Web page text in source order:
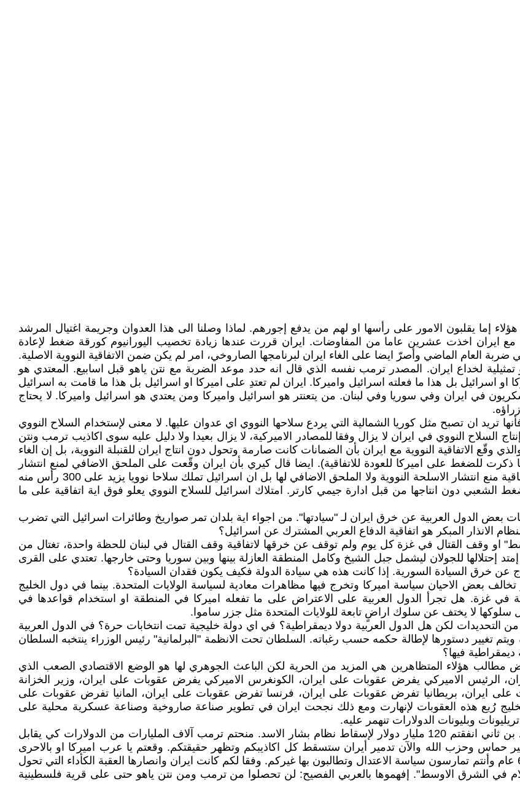
إما يقلبون الامور على رأسها او لهم من يدفع إجورهم. لماذا وصلنا الى هذا العدوان وجريمة اغتيال المرشد
مع ايران اخذت عشرين عاما من المفاوضات. ايران قررت عندها زيادة تخصيب اليورانيوم كورقة ضغط لإعادة
ضربة العام الماضي وأصرّ ايضا على الغاء ايران لبرنامجها الصاروخي، امر لم يكن ضمن الاتفاقية النووية الاصلية.
لخداع ايران. المصدر ترمب نفسه الذي قال انه حدد موعد الضربة مع نتن ياهو قبل اسابيع. المعتدي هو
اسرائيل بل هذا ما فعلته اسرائيل واميركا. ايران لم تعتدِ على اميركا او اسرائيل بل هذا ما قامت به اسرائيل
في ايران وفي سوريا وفي لبنان. من يتعنتر هو اسرائيل واميركا ومن يعتدي هو اسرائيل واميركا. لا يحتاج
تريد ان تصبح مثل كوريا الشمالية التي يردع سلاحها النووي اي عدوان عليها. لا معنى لإستخدام السلاح النووي
السلاح النووي في ايران لا يزال وفقا للمصادر الاميركية، لا يزال بعيدا ولا دليل عليه سوى اكاذيب ترمب ونتن
الاتفاقية النووية مع ايران بأن الضمانات كانت صارمة وتحول دون انتاج ايران للقنبلة النووية، بل إن الغاء
ذكرت للضغط على اميركا للعودة للاتفاقية). ايضا قال كيري بأن ايران وقّعت على الملحق الاضافي لمنع انتشار
الاسلحة النووية. لا جون كيري ولا غيره يذكر ان اسرائيل لم توقّع اتفاقية منع انتشار الاسلحة النووية ولا الملحق الاضافي لها بل ان اسرائيل تملك سلاحا نوويا يزيد على 300 رأس منه
الضغط الشعبي دون انتاجها من قبل ادارة جيمي كارتر. امتلاك اسرائيل للسلاح النووي يعلو فوق اية اتفاقية على ما
الدول العربية عن خرق ايران لـ "سيادتها". من اجواء اية بلدان تمر صواريخ وطائرات اسرائيل التي تضرب
الانذار المبكر هو اتفاقية الدفاع العربي المشترك عن اسرائيل؟
او وقف القتال في غزة كل يوم ولم توقف عن خرقها لاتفاقية وقف القتال في لبنان للحظة واحدة، تغتال من
إحتلالها للجولان ليشمل جبل الشيخ وكامل المنطقة العازلة بينها وبين سوريا وحتى خارجها. تعتدي على القرى
عن خرق السيادة السورية. إذا كانت هذه هي سيادة الدولة فكيف يكون فقدان السيادة؟
بعض الاحيان سياسة اميركا وتخرج فيها مظاهرات معادية لسياسة الولايات المتحدة. بينما في دول الخليج
في غزة. هل تجرأ الدول العربية على الاعتراض على ما تفعله اميركا في المنطقة او استخدام قواعدها في
بل سلوكها لا يختف عن سلوك اراضٍ تابعة للولايات المتحدة مثل جزر ساموا.
من التحديدات لكن هل الدول العربية دولا ديمقراطية؟ في اي دولة خليجية تمت انتخابات حرة؟ في الدول العربية
ويتم تغيير دستورها لإطالة حكمه حسب رغباته. السلطان تحت الانظمة "البرلمانية" رئيس الوزراء ينتخبه السلطان
ديمقراطية فيها؟
هؤلاء المتظاهرين هي المزيد من الحرية لكن الباعث الجوهري لها هو الوضع الاقتصادي الصعب الذي
الرئيس الاميركي يفرض عقوبات على ايران، الكونغرس الاميركي يفرض عقوبات على ايران، وزير الخزانة
على ايران، بريطانيا تفرض عقوبات على ايران، فرنسا تفرض عقوبات على ايران، المانيا تفرض عقوبات على
رُبع هذه العقوبات لإنهارت ومع ذلك نجحت ايران في تطوير صناعة صاروخية وصناعة عسكرية محلية على
وبليونات الدولارات تنهمر عليه.
انفقتم المليارات في اشعال الفتن الطائفية في المنطقة. وفقا لحمد بن ثاني انفقتم 120 مليار دولار لإسقاط نظام بشار الاسد. منحتم ترمب آلاف المليارات من الدولارات كي يقابل
حماس وحزب الله والآن تدمير أيران ستسقط كل اكاذيبكم وتظهر حقيقتكم. وقعتم يا عرب اميركا او بالاحرى
عرب نتن ياهو في النهاية في مأزق دعاياتكم الكاذبة. منذ اكثر من 60 عام وأنتم تمارسون سياسة الاعتدال وتطالبون بها غيركم. وفقا لكم كانت ايران وانصارها العقبة الكأداء التي تحول
في الشرق الاوسط". إفهموها بالعربي الفصيح: لن تحصلوا من ترمب ومن نتن ياهو حتى على قرية فلسطينية